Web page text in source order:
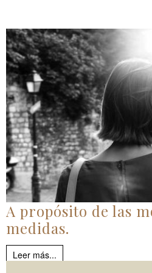
A propósito de las
medidas.
Leer más...